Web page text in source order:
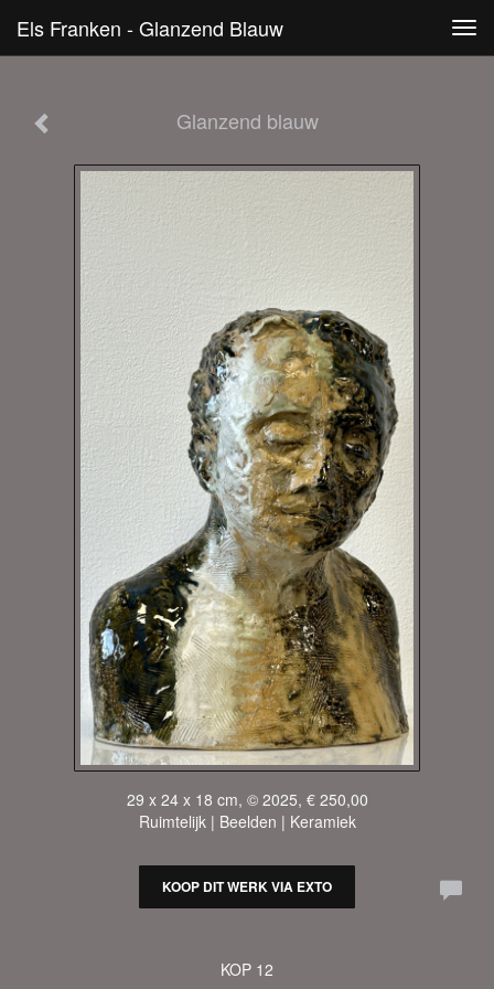
Els Franken - Glanzend Blauw
Glanzend blauw
29 x 24 x 18 cm, © 2025, € 250,00
Ruimtelijk | Beelden | Keramiek
KOOP DIT WERK VIA EXTO
KOP 12